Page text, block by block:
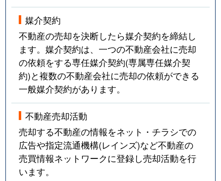
媒介契約
不動産の売却を決断したら媒介契約を締結し
ます。媒介契約は、一つの不動産会社に売却
の依頼をする専任媒介契約(専属専任媒介契
約)と複数の不動産会社に売却の依頼ができる
一般媒介契約があります。
不動産売却活動
売却する不動産の情報をネット・チラシでの
広告や指定流通機構(レインズ)など不動産の
売買情報ネットワークに登録し売却活動を行
います。